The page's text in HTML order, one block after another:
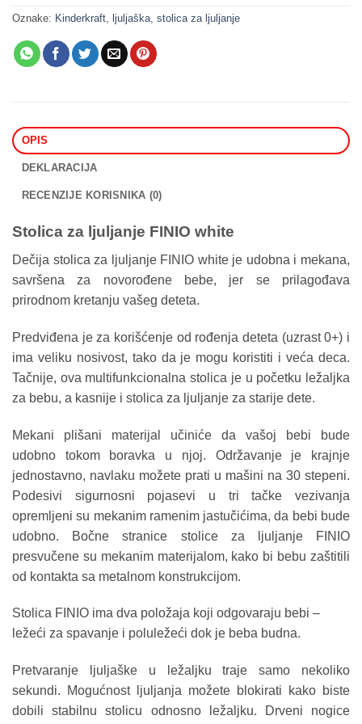
Oznake: Kinderkraft ljuljaška stolica za ljuljanje
OPIS
DEKLARACIJA
RECENZIJE KORISNIKA (0)
Stolica za ljuljanje FINIO white
Dečija stolica za ljuljanje FINIO white je udobna i mekana,
savršena za novorođene bebe, jer se prilagođava
prirodnom kretanju vašeg deteta.
Predviđena je za korišćenje od rođenja deteta (uzrast 0+) i
ima veliku nosivost, tako da je mogu koristiti i veća deca.
Tačnije, ova multifunkcionalna stolica je u početku ležaljka
za bebu, a kasnije i stolica za ljuljanje za starije dete.
Mekani plišani materijal učiniće da vašoj bebi bude
udobno tokom boravka u njoj. Održavanje je krajnje
jednostavno, navlaku možete prati u mašini na 30 stepeni.
Podesivi sigurnosni pojasevi u tri tačke vezivanja
opremljeni su mekanim ramenim jastučićima, da bebi bude
udobno. Bočne stranice stolice za ljuljanje FINIO
presvučene su mekanim materijalom, kako bi bebu zaštitili
od kontakta sa metalnom konstrukcijom.
Stolica FINIO ima dva položaja koji odgovaraju bebi –
ležeći za spavanje i poluležeći dok je beba budna.
Pretvaranje ljuljaške u ležaljku traje samo nekoliko
sekundi. Mogućnost ljuljanja možete blokirati kako biste
dobili stabilnu stolicu odnosno ležaljku. Drveni nogice